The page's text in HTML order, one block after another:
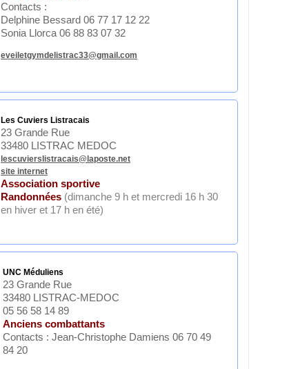
Contacts :
Delphine Bessard 06 77 17 12 22
Sonia Llorca 06 88 83 07 32
eveiletgymdelistrac33@gmail.com
Les Cuviers Listracais
23 Grande Rue
33480 LISTRAC MEDOC
lescuvierslistracais@laposte.net
site internet
Association sportive
Randonnées (dimanche 9 h et mercredi 16 h 30
en hiver et 17 h en été)
UNC Méduliens
23 Grande Rue
33480 LISTRAC-MEDOC
05 56 58 14 89
Anciens combattants
Contacts : Jean-Christophe Damiens 06 70 49
84 20